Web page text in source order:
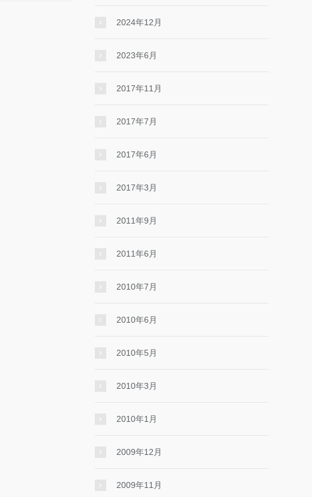
2024年12月
2023年6月
2017年11月
2017年7月
2017年6月
2017年3月
2011年9月
2011年6月
2010年7月
2010年6月
2010年5月
2010年3月
2010年1月
2009年12月
2009年11月